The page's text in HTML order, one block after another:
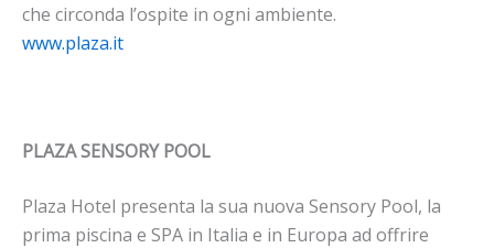
che circonda l’ospite in ogni ambiente.
www.plaza.it
PLAZA SENSORY POOL
Plaza Hotel presenta la sua nuova Sensory Pool, la
prima piscina e SPA in Italia e in Europa ad offrire